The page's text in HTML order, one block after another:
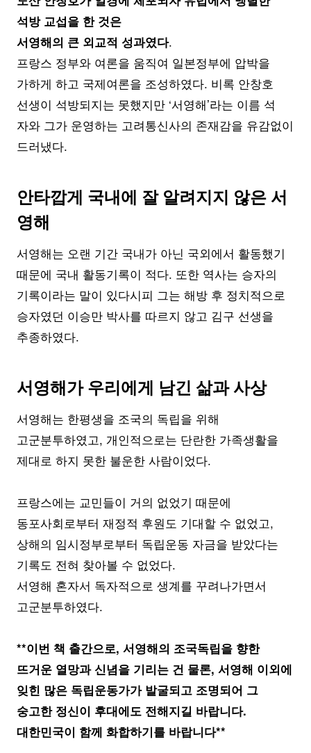
석방 교섭을 한 것은
서영해의 큰 외교적 성과였다.
프랑스 정부와 여론을 움직여 일본정부에 압박을
가하게 하고 국제여론을 조성하였다. 비록 안창호
선생이 석방되지는 못했지만 ‘서영해’라는 이름 석
자와 그가 운영하는 고려통신사의 존재감을 유감없이
드러냈다.
안타깝게 국내에 잘 알려지지 않은 서
영해
서영해는 오랜 기간 국내가 아닌 국외에서 활동했기
때문에 국내 활동기록이 적다. 또한 역사는 승자의
기록이라는 말이 있다시피 그는 해방 후 정치적으로
승자였던 이승만 박사를 따르지 않고 김구 선생을
추종하였다.
서영해가 우리에게 남긴 삶과 사상
서영해는 한평생을 조국의 독립을 위해
고군분투하였고, 개인적으로는 단란한 가족생활을
제대로 하지 못한 불운한 사람이었다.
프랑스에는 교민들이 거의 없었기 때문에
동포사회로부터 재정적 후원도 기대할 수 없었고,
상해의 임시정부로부터 독립운동 자금을 받았다는
기록도 전혀 찾아볼 수 없었다.
서영해 혼자서 독자적으로 생계를 꾸려나가면서
고군분투하였다.
**이번 책 출간으로, 서영해의 조국독립을 향한
뜨거운 열망과 신념을 기리는 건 물론, 서영해 이외에
잊힌 많은 독립운동가가 발굴되고 조명되어 그
숭고한 정신이 후대에도 전해지길 바랍니다.
대한민국이 함께 화합하기를 바랍니다**